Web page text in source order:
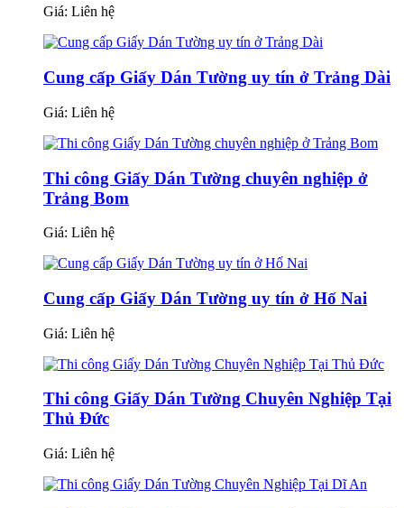
Giá: Liên hệ
Cung cấp Giấy Dán Tường uy tín ở Trảng Dài
Giá: Liên hệ
Thi công Giấy Dán Tường chuyên nghiệp ở
Trảng Bom
Giá: Liên hệ
Cung cấp Giấy Dán Tường uy tín ở Hố Nai
Giá: Liên hệ
Thi công Giấy Dán Tường Chuyên Nghiệp Tại
Thủ Đức
Giá: Liên hệ